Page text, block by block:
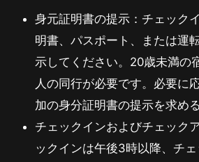
身元証明書の提示：チェック
明書、パスポート、または運
示してください。20歳未満の
人の同行が必要です。必要に
加の身分証明書の提示を求め
チェックインおよびチェック
ックインは午後3時以降、チ